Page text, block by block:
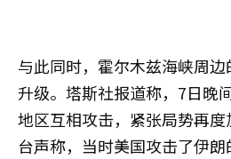
与此同时，霍尔木兹海峡周
升级。塔斯社报道称，7日晚
地区互相攻击，紧张局势再
台声称，当时美国攻击了伊